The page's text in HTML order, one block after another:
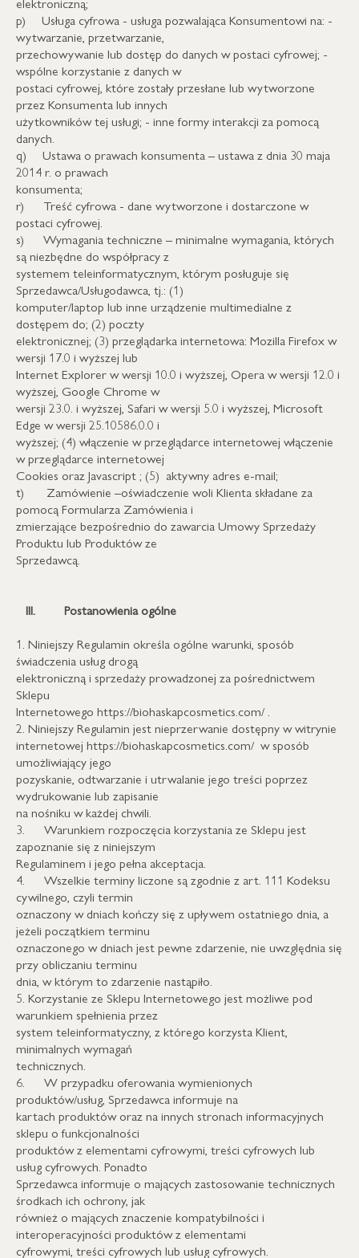
p) Usługa cyfrowa - usługa pozwalająca Konsumentowi na: -
wytwarzanie, przetwarzanie,
przechowywanie lub dostęp do danych w postaci cyfrowej; -
wspólne korzystanie z danych w
postaci cyfrowej, które zostały przesłane lub wytworzone
przez Konsumenta lub innych
użytkowników tej usługi; - inne formy interakcji za pomocą
danych.
q) Ustawa o prawach konsumenta – ustawa z dnia 30 maja
2014 r. o prawach
konsumenta;
r) Treść cyfrowa - dane wytworzone i dostarczone w
postaci cyfrowej.
s) Wymagania techniczne – minimalne wymagania, których
są niezbędne do współpracy z
systemem teleinformatycznym, którym posługuje się
Sprzedawca/Usługodawca, tj.: (1)
komputer/laptop lub inne urządzenie multimedialne z
dostępem do; (2) poczty
elektronicznej; (3) przeglądarka internetowa: Mozilla Firefox w
wersji 17.0 i wyższej lub
Internet Explorer w wersji 10.0 i wyższej, Opera w wersji 12.0 i
wyższej, Google Chrome w
wersji 23.0. i wyższej, Safari w wersji 5.0 i wyższej, Microsoft
Edge w wersji 25.10586.0.0 i
wyższej; (4) włączenie w przeglądarce internetowej włączenie
w przeglądarce internetowej
Cookies oraz Javascript ; (5) aktywny adres e-mail;
t) Zamówienie –oświadczenie woli Klienta składane za
pomocą Formularza Zamówienia i
zmierzające bezpośrednio do zawarcia Umowy Sprzedaży
Produktu lub Produktów ze
Sprzedawcą.
III.
Postanowienia ogólne
1. Niniejszy Regulamin określa ogólne warunki, sposób
świadczenia usług drogą
elektroniczną i sprzedaży prowadzonej za pośrednictwem
Sklepu
Internetowego https://biohaskapcosmetics.com/ .
2. Niniejszy Regulamin jest nieprzerwanie dostępny w witrynie
internetowej https://biohaskapcosmetics.com/ w sposób
umożliwiający jego
pozyskanie, odtwarzanie i utrwalanie jego treści poprzez
wydrukowanie lub zapisanie
na nośniku w każdej chwili.
3. Warunkiem rozpoczęcia korzystania ze Sklepu jest
zapoznanie się z niniejszym
Regulaminem i jego pełna akceptacja.
4. Wszelkie terminy liczone są zgodnie z art. 111 Kodeksu
cywilnego, czyli termin
oznaczony w dniach kończy się z upływem ostatniego dnia, a
jeżeli początkiem terminu
oznaczonego w dniach jest pewne zdarzenie, nie uwzględnia się
przy obliczaniu terminu
dnia, w którym to zdarzenie nastąpiło.
5. Korzystanie ze Sklepu Internetowego jest możliwe pod
warunkiem spełnienia przez
system teleinformatyczny, z którego korzysta Klient,
minimalnych wymagań
technicznych.
6. W przypadku oferowania wymienionych
produktów/usług, Sprzedawca informuje na
kartach produktów oraz na innych stronach informacyjnych
sklepu o funkcjonalności
produktów z elementami cyfrowymi, treści cyfrowych lub
usług cyfrowych. Ponadto
Sprzedawca informuje o mających zastosowanie technicznych
środkach ich ochrony, jak
również o mających znaczenie kompatybilności i
interoperacyjności produktów z elementami
cyfrowymi, treści cyfrowych lub usług cyfrowych.